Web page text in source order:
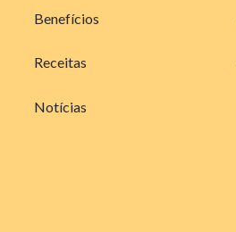
Benefícios
Receitas
Notícias